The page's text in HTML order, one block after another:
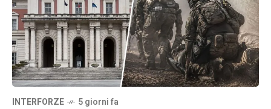
INTERFORZE 5 giorni fa